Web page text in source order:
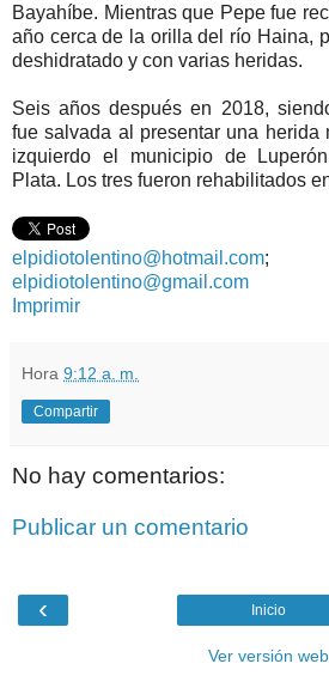
Bayahíbe. Mientras que Pepe fue
año cerca de la orilla del río Haina,
deshidratado y con varias heridas.
Seis años después en 2018,
fue salvada al presentar una herida
izquierdo el municipio de
Plata. Los tres fueron rehabilitados
elpidiotolentino@hotmail.com;
elpidiotolentino@gmail.com
Imprimir
Hora 9:12 a. m.
Compartir
No hay comentarios:
Publicar un comentario
‹ Inicio
Ver versión web